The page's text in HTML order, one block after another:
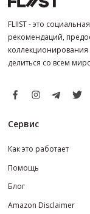
FLIIST - это
рекомендаций,
делиться со всем
Сервис
Как это работает
Помощь
Блог
Amazon Disclaimer